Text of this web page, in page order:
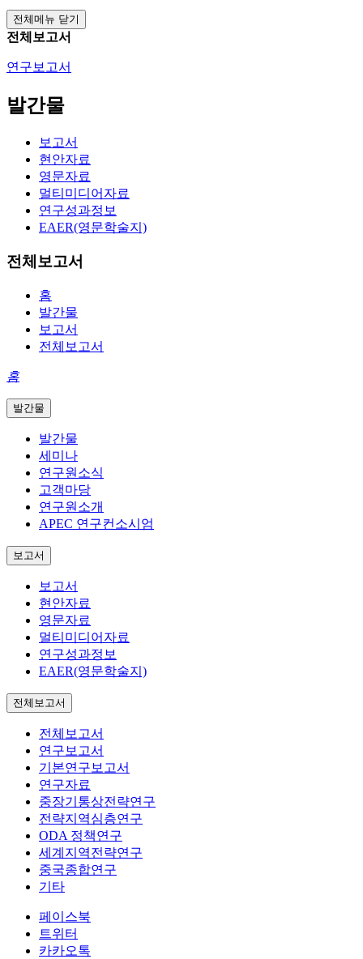
전체메뉴 닫기
전체보고서
연구보고서
발간물
보고서
현안자료
영문자료
멀티미디어자료
연구성과정보
EAER(영문학술지)
전체보고서
홈
발간물
보고서
전체보고서
홈
발간물
발간물
세미나
연구원소식
고객마당
연구원소개
APEC 연구컨소시엄
보고서
보고서
현안자료
영문자료
멀티미디어자료
연구성과정보
EAER(영문학술지)
전체보고서
전체보고서
연구보고서
기본연구보고서
연구자료
중장기통상전략연구
전략지역심층연구
ODA 정책연구
세계지역전략연구
중국종합연구
기타
페이스북
트위터
카카오톡